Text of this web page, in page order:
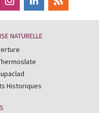
NATURELLE
Historiques